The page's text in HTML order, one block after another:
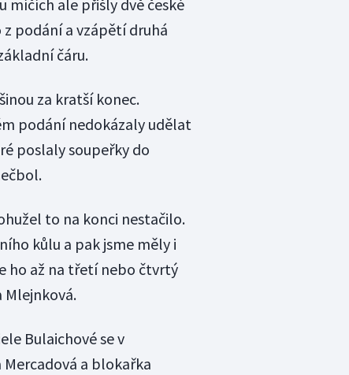
míčích ale přišly dvě české
podání a vzápětí druhá
čáru.
za kratší konec.
podání nedokázaly udělat
poslaly soupeřky do
to na konci nestačilo.
kůlu a pak jsme měly i
ho až na třetí nebo čtvrtý
Mlejnková.
Bulaichové se v
a blokařka